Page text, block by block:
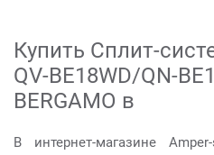
Купить Сплит-
QV-BE18WD/QN-
BERGAMO в
В интернет-магазине